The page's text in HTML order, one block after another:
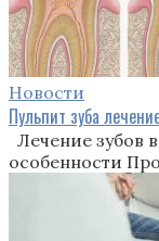
Новости
Пульпит зуба
Лечение зубов
особенности